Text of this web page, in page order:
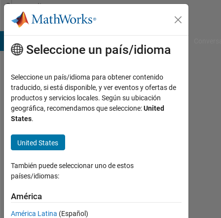
Saltar al contenido
Community
Profile
Jon
Con
actividad
desde
2013
0
0
Seleccione un país/idioma
Seleccione un país/idioma para obtener contenido
traducido, si está disponible, y ver eventos y ofertas de
productos y servicios locales. Según su ubicación
geográfica, recomendamos que seleccione:United
States.
United States
También puede seleccionar uno de estos
países/idiomas:
América
América Latina (Español)